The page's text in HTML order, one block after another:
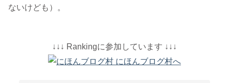
ないけども）。
↓↓↓ Rankingに参加しています ↓↓↓